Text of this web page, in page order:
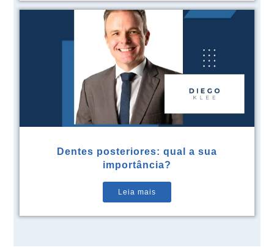
Dentes posteriores: qual a sua
importância?
Leia mais